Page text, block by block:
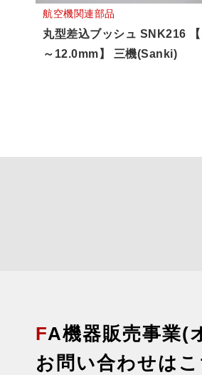
航空機関連部品
丸型差込ブッシュ SNK216
～12.0mm】 三機(Sanki)
FA機器販売事業
お問い合わせはこ